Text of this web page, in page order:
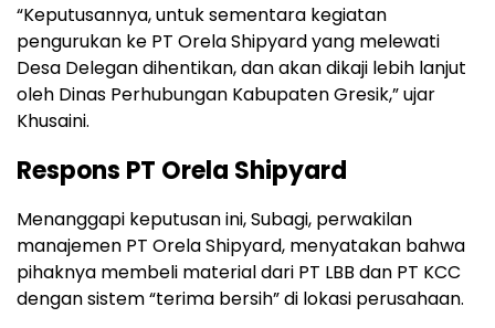
“Keputusannya, untuk sementara kegiatan
pengurukan ke PT Orela Shipyard yang melewati
Desa Delegan dihentikan, dan akan dikaji lebih lanjut
oleh Dinas Perhubungan Kabupaten Gresik,” ujar
Khusaini.
Respons PT Orela Shipyard
Menanggapi keputusan ini, Subagi, perwakilan
manajemen PT Orela Shipyard, menyatakan bahwa
pihaknya membeli material dari PT LBB dan PT KCC
dengan sistem “terima bersih” di lokasi perusahaan.